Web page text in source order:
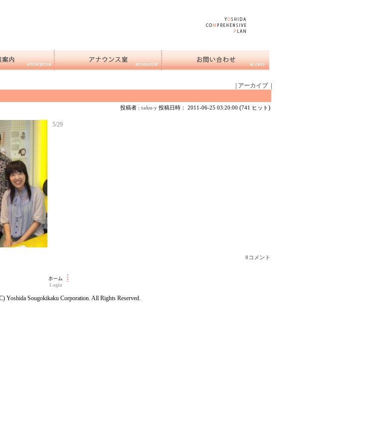
アーカイブ|
投稿者 : taku-y 投稿日時： 2011-06-25 03:20:00 (741 ヒット)
5/29
0コメント
Login
Yoshida Sougokikaku Corporation. All Rights Reserved.